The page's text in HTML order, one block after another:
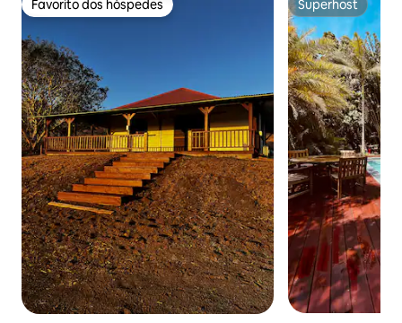
Favorito dos hóspedes
Favorito dos hóspedes Superhost
Superhost